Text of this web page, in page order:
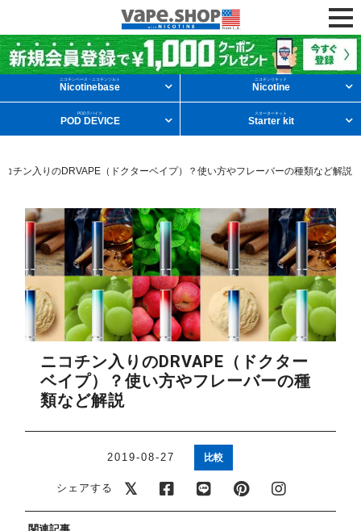
ニコチンリキッドを条件から探す
他の条件から探す
新商品 ニコチンソルト POD型VAPE
アメリカ・カナダ製 日本製（フレーバー）
ニコチンベース・ニコチンソルト
Nicotinebase
ニコチンリキッド
Nicotine
PODデバイス
POD DEVICE
スターターキット
Starter kit
コチン入りのDRVAPE（ドクターベイプ）？使い方やフレーバーの種類など解説
ニコチン入りのDRVAPE（ドクター
ベイプ）？使い方やフレーバーの種
類など解説
2019-08-27 比較
シェアする